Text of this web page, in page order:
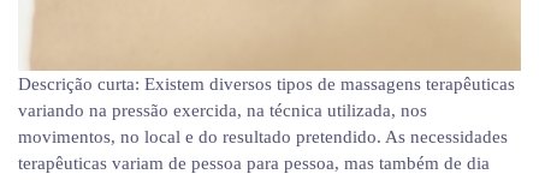
Descrição curta: Existem diversos tipos de massagens terapêuticas
variando na pressão exercida, na técnica utilizada, nos
movimentos, no local e do resultado pretendido. As necessidades
terapêuticas variam de pessoa para pessoa, mas também de dia